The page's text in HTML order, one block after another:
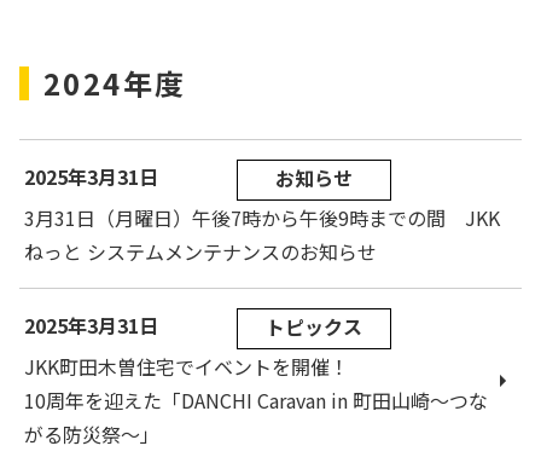
2024年度
2025年3月31日
お知らせ
3月31日（月曜日）午後7時から午後9時までの間 JKK
ねっと システムメンテナンスのお知らせ
2025年3月31日
トピックス
JKK町田木曽住宅でイベントを開催！
10周年を迎えた「DANCHI Caravan in 町田山崎～つな
がる防災祭～」